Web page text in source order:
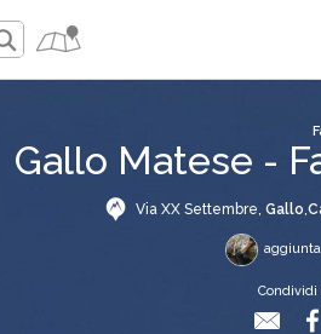
Gallo Matese -
Via XX Settembre, Gallo,